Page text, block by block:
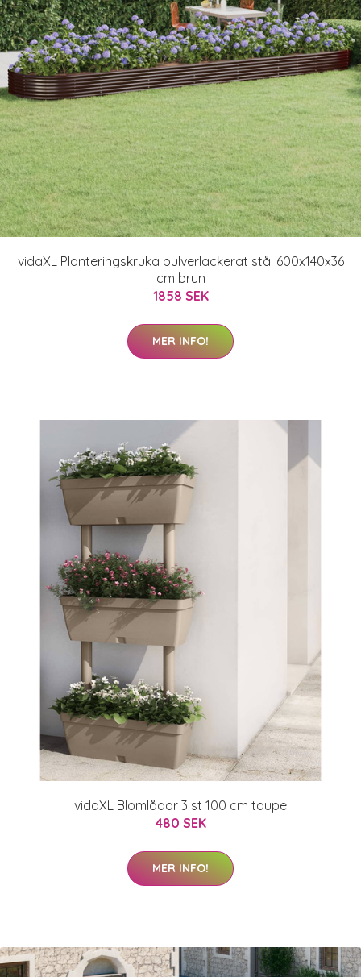
vidaXL Planteringskruka pulverlackerat stål 600x140x36
cm brun
1858 SEK
MER INFO!
vidaXL Blomlådor 3 st 100 cm taupe
480 SEK
MER INFO!